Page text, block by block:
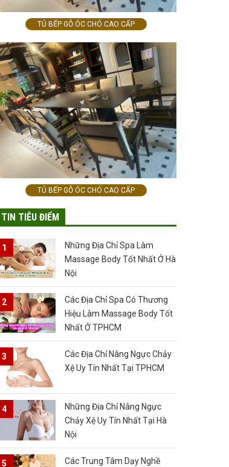
TỦ BẾP GỖ ÓC CHÓ CAO CẤP
TỦ BẾP GỖ ÓC CHÓ CAO CẤP
TIN TIÊU ĐIỂM
Những Địa Chỉ Spa Làm
Massage Body Tốt Nhất Ở Hà
Nội
Các Địa Chỉ Spa Có Thương
Hiệu Làm Massage Body Tốt
Nhất Ở TPHCM
Các Địa Chỉ Nâng Ngực Chảy
Xệ Uy Tín Nhất Tại TPHCM
Những Địa Chỉ Nâng Ngực
Chảy Xệ Uy Tín Nhất Tại Hà
Nội
Các Trung Tâm Dạy Nghề